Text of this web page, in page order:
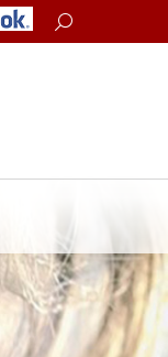
Search: